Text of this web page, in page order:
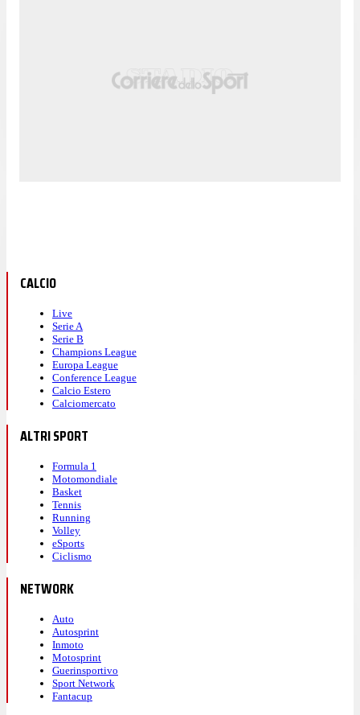
CALCIO
Live
Serie A
Serie B
Champions League
Europa League
Conference League
Calcio Estero
Calciomercato
ALTRI SPORT
Formula 1
Motomondiale
Basket
Tennis
Running
Volley
eSports
Ciclismo
NETWORK
Auto
Autosprint
Inmoto
Motosprint
Guerinsportivo
Sport Network
Fantacup